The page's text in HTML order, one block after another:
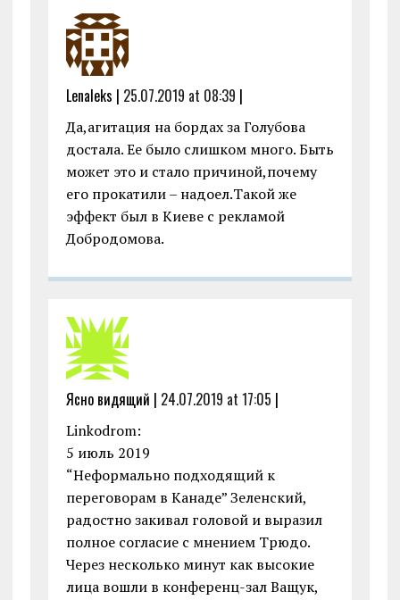
Lenaleks | 25.07.2019 at 08:39 |
Да,агитация на бордах за Голубова
достала. Ее было слишком много. Быть
может это и стало причиной,почему
его прокатили – надоел.Такой же
эффект был в Киеве с рекламой
Добродомова.
Ясно видящий | 24.07.2019 at 17:05 |
Linkodrom:
5 июль 2019
“Неформально подходящий к
переговорам в Канаде” Зеленский,
радостно закивал головой и выразил
полное согласие с мнением Трюдо.
Через несколько минут как высокие
лица вошли в конференц-зал Ващук,